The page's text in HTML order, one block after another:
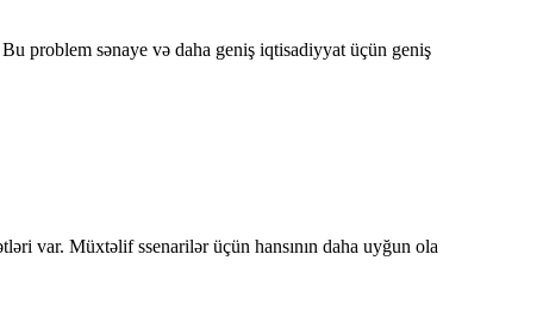
problem sənaye və daha geniş iqtisadiyyat üçün geniş
var. Müxtəlif ssenarilər üçün hansının daha uyğun ola